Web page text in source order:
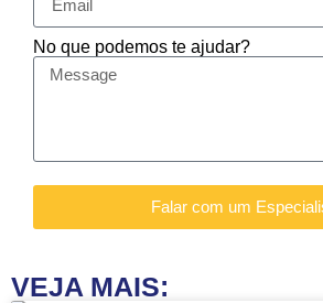
No que podemos te ajudar?
Falar com um
VEJA MAIS: